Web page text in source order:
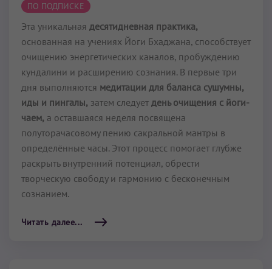
ПО ПОДПИСКЕ
Эта уникальная десятидневная практика,
основанная на учениях Йоги Бхаджана, способствует
очищению энергетических каналов, пробуждению
кундалини и расширению сознания. В первые три
дня выполняются медитации для баланса сушумны,
иды и пингалы, затем следует день очищения с йоги-
чаем, а оставшаяся неделя посвящена
полуторачасовому пению сакральной мантры в
определённые часы. Этот процесс помогает глубже
раскрыть внутренний потенциал, обрести
творческую свободу и гармонию с бесконечным
сознанием.
Читать далее...